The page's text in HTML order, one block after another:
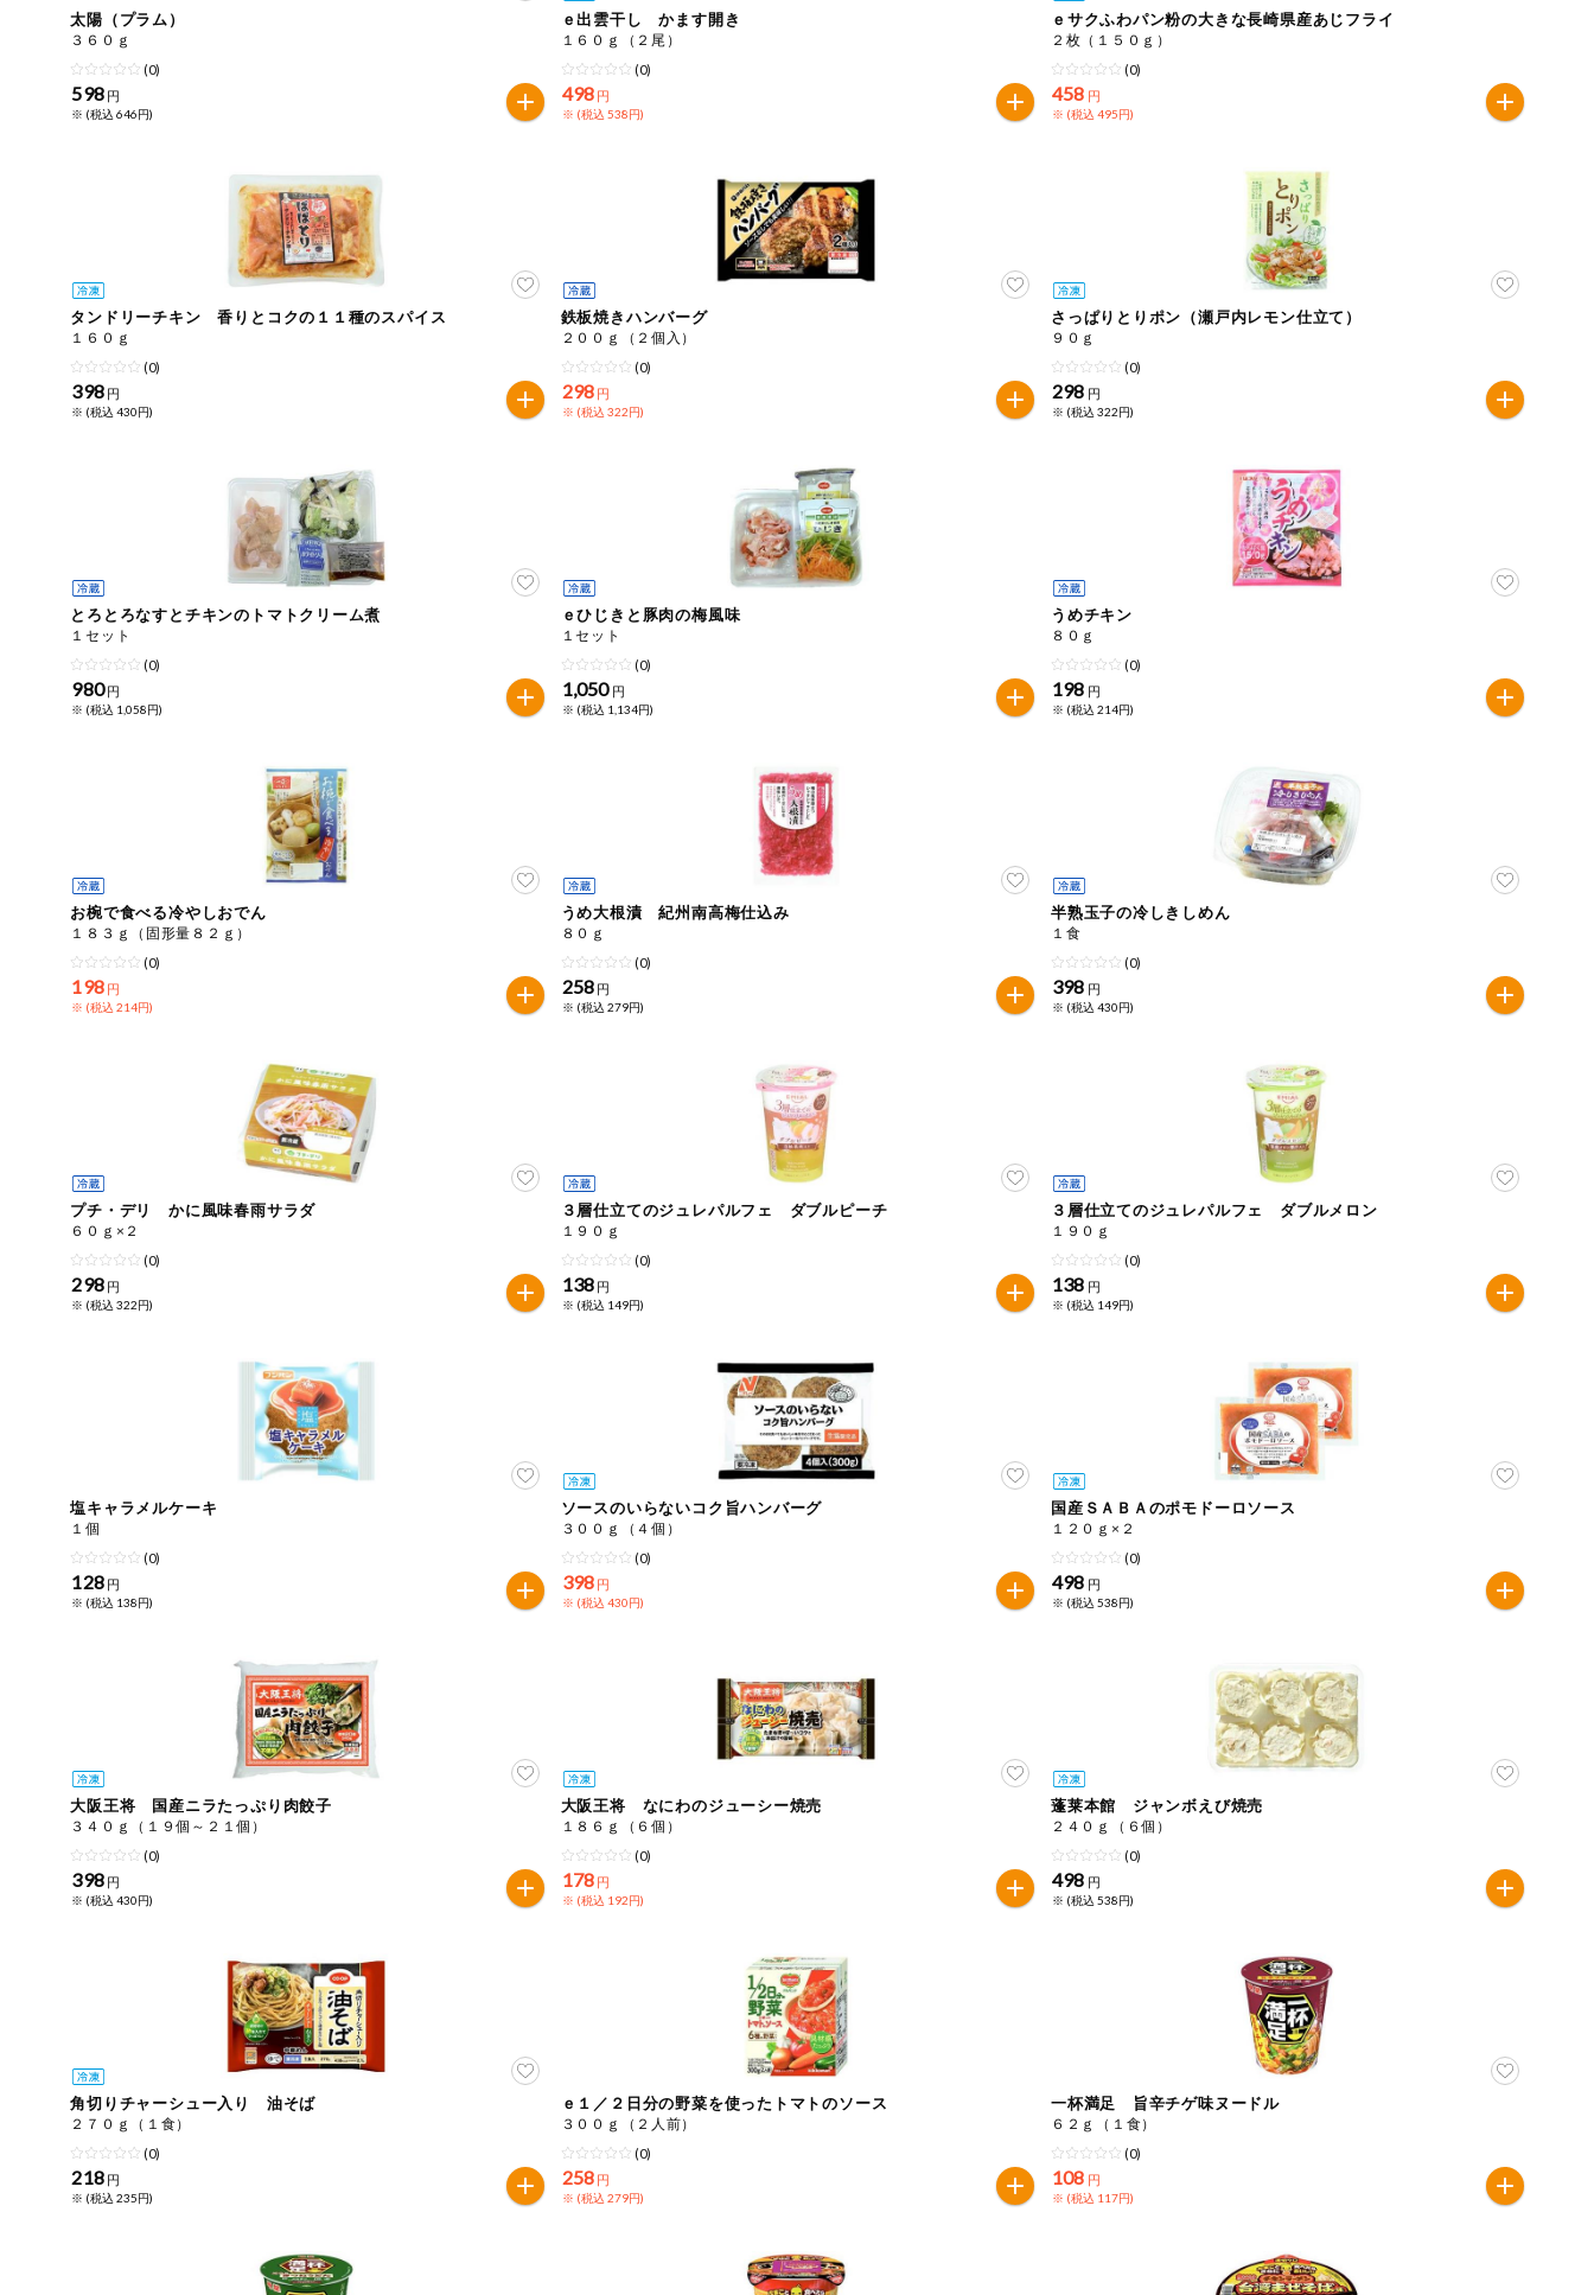
先着限定企画
スマート・ワ
今週の新登場
よりどりでお
トク
お弁当用商品
かんたん調理
オーガニック
ベビー・キッ
ズ関連
エシカル
健康志向食品
太陽（プラム）
３６０ｇ
(0)
598 円
※ (税込 646円)
ｅ出雲干し かます開き
１６０ｇ（２尾）
(0)
498 円
※ (税込 538円)
ｅサクふわパン粉の大きな長崎県産あじフライ
２枚（１５０ｇ）
(0)
458 円
※ (税込 495円)
タンドリーチキン 香りとコクの１１種のスパイス
１６０ｇ
(0)
398 円
※ (税込 430円)
鉄板焼きハンバーグ
２００ｇ（２個入）
(0)
298 円
※ (税込 322円)
さっぱりとりポン（瀬戸内レモン仕立て）
９０ｇ
(0)
298 円
※ (税込 322円)
とろとろなすとチキンのトマトクリーム煮
１セット
(0)
980 円
※ (税込 1,058円)
ｅひじきと豚肉の梅風味
１セット
(0)
1,050 円
※ (税込 1,134円)
うめチキン
８０ｇ
(0)
198 円
※ (税込 214円)
お椀で食べる冷やしおでん
１８３ｇ（固形量８２ｇ）
(0)
198 円
※ (税込 214円)
うめ大根漬 紀州南高梅仕込み
８０ｇ
(0)
258 円
※ (税込 279円)
半熟玉子の冷しきしめん
１食
(0)
398 円
※ (税込 430円)
プチ・デリ かに風味春雨サラダ
６０ｇ×２
(0)
298 円
※ (税込 322円)
３層仕立てのジュレパルフェ ダブルピーチ
１９０ｇ
(0)
138 円
※ (税込 149円)
３層仕立てのジュレパルフェ ダブルメロン
１９０ｇ
(0)
138 円
※ (税込 149円)
塩キャラメルケーキ
１個
(0)
128 円
※ (税込 138円)
ソースのいらないコク旨ハンバーグ
３００ｇ（４個）
(0)
398 円
※ (税込 430円)
国産ＳＡＢＡのポモドーロソース
１２０ｇ×２
(0)
498 円
※ (税込 538円)
大阪王将 国産ニラたっぷり肉餃子
３４０ｇ（１９個～２１個）
(0)
398 円
※ (税込 430円)
大阪王将 なにわのジューシー焼売
１８６ｇ（６個）
(0)
178 円
※ (税込 192円)
蓬莱本館 ジャンボえび焼売
２４０ｇ（６個）
(0)
498 円
※ (税込 538円)
角切りチャーシュー入り 油そば
２７０ｇ（１食）
(0)
218 円
※ (税込 235円)
ｅ１／２日分の野菜を使ったトマトのソース
３００ｇ（２人前）
(0)
258 円
※ (税込 279円)
一杯満足 旨辛チゲ味ヌードル
６２ｇ（１食）
(0)
108 円
※ (税込 117円)